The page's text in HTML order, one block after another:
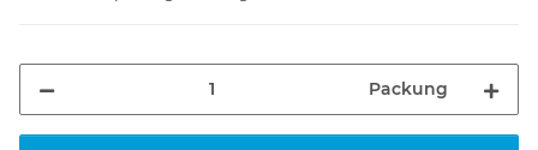
Packung